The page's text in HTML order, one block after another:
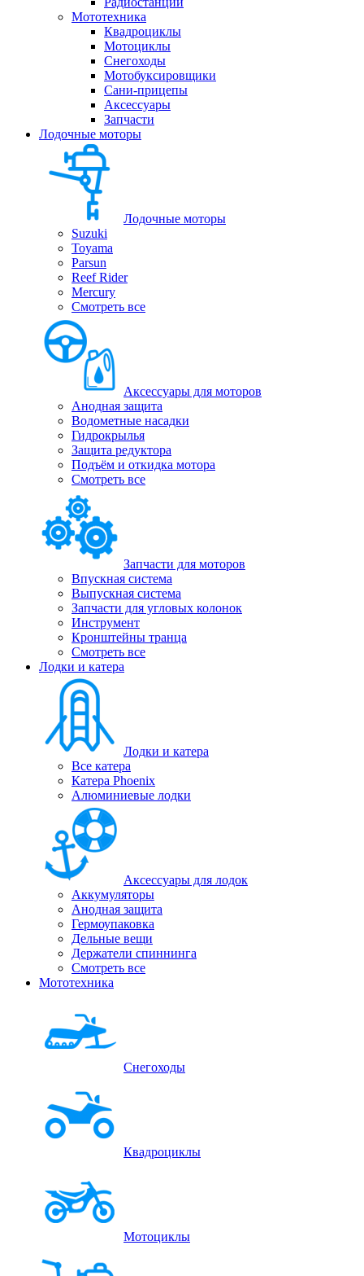
Мототехника
Квадроциклы
Мотоциклы
Снегоходы
Мотобуксировщики
Сани-прицепы
Аксессуары
Запчасти
Лодочные моторы
Лодочные моторы
Suzuki
Toyama
Parsun
Reef Rider
Mercury
Смотреть все
Аксессуары для моторов
Анодная защита
Водометные насадки
Гидрокрылья
Защита редуктора
Подъём и откидка мотора
Смотреть все
Запчасти для моторов
Впускная система
Выпускная система
Запчасти для угловых колонок
Инструмент
Кронштейны транца
Смотреть все
Лодки и катера
Лодки и катера
Все катера
Катера Phoenix
Алюминиевые лодки
Аксессуары для лодок
Аккумуляторы
Анодная защита
Гермоупаковка
Дельные вещи
Держатели спиннинга
Смотреть все
Мототехника
Снегоходы
Квадроциклы
Мотоциклы